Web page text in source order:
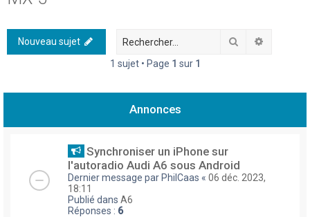
h
r
Nouveau sujet Rechercher
1 sujet • Page 1 sur 1
Annonces
Synchroniser un iPhone sur
l'autoradio Audi A6 sous Android
Dernier message par PhilCaas « 06 déc. 2023,
18:11
Publié dans A6
Réponses : 6